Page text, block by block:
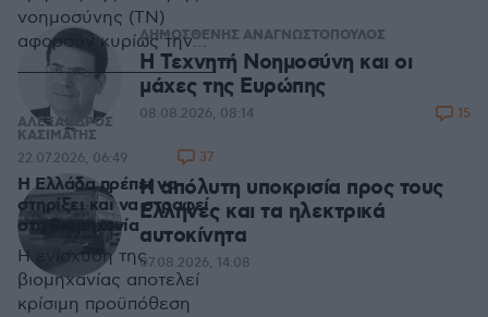
ΔΗΜΟΣΘΕΝΗΣ ΑΝΑΓΝΩΣΤΟΠΟΥΛΟΣ
H Τεχνητή Νοημοσύνη και οι
μάχες της Ευρώπης
08.08.2026, 08:14 15
Η απόλυτη υποκρισία προς τους
Ελληνες και τα ηλεκτρικά
αυτοκίνητα
07.08.2026, 14:08
νοημοσύνης (ΤΝ)
αφορούν κυρίως την
υπολογιστική
ικανότητα και ισχύ
ΑΛΕΞΑΝΔΡΟΣ
ΚΑΣΙΜΑΤΗΣ
Η Ελλάδα πρέπει να
στηρίξει και να στραφεί
στη βιομηχανία
Η ενίσχυση της
βιομηχανίας αποτελεί
κρίσιμη προϋπόθεση
22.07.2026, 06:49 37